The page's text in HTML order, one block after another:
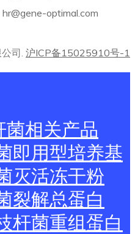
optimal.com
司. 沪ICP备15025910号-1
菌相关产品
即用型培养基
灭活冻干粉
裂解总蛋白
杆菌重组蛋白